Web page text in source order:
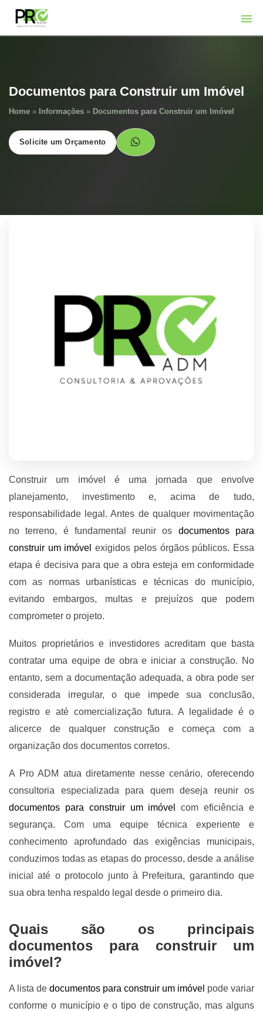
Documentos para Construir um Imóvel
Home » Informações » Documentos para Construir um Imóvel
Solicite um Orçamento
Construir um imóvel é uma jornada que envolve
planejamento, investimento e, acima de tudo,
responsabilidade legal. Antes de qualquer movimentação
no terreno, é fundamental reunir os documentos para
construir um imóvel exigidos pelos órgãos públicos. Essa
etapa é decisiva para que a obra esteja em conformidade
com as normas urbanísticas e técnicas do município,
evitando embargos, multas e prejuízos que podem
comprometer o projeto.
Muitos proprietários e investidores acreditam que basta
contratar uma equipe de obra e iniciar a construção. No
entanto, sem a documentação adequada, a obra pode ser
considerada irregular, o que impede sua conclusão,
registro e até comercialização futura. A legalidade é o
alicerce de qualquer construção e começa com a
organização dos documentos corretos.
A Pro ADM atua diretamente nesse cenário, oferecendo
consultoria especializada para quem deseja reunir os
documentos para construir um imóvel
com eficiência e
segurança. Com uma equipe técnica experiente e
conhecimento aprofundado das exigências municipais,
conduzimos todas as etapas do processo, desde a análise
inicial até o protocolo junto à Prefeitura, garantindo que
sua obra tenha respaldo legal desde o primeiro dia.
Quais são os principais
documentos para construir um
imóvel?
A lista de documentos para construir um imóvel pode variar
conforme o município e o tipo de construção, mas alguns